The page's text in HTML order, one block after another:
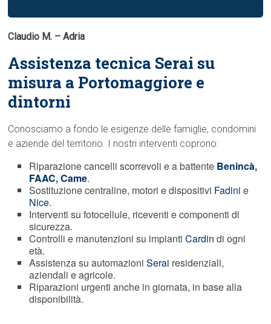
Claudio M. – Adria
Assistenza tecnica Serai su
misura a Portomaggiore e
dintorni
Conosciamo a fondo le esigenze delle famiglie, condomini
e aziende del territorio. I nostri interventi coprono:
Riparazione cancelli scorrevoli e a battente Benincà,
FAAC,Came.
Sostituzione centraline, motori e dispositivi Fadini e
Nice.
Interventi su fotocellule, riceventi e componenti di
sicurezza.
Controlli e manutenzioni su impiantiCardin di ogni
età.
Assistenza su automazioniSerai residenziali,
aziendali e agricole.
Riparazioni urgenti anche in giornata, in base alla
disponibilità.